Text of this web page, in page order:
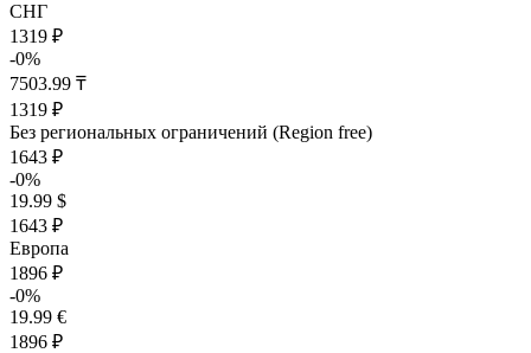
СНГ
1319 ₽
-0%
7503.99 ₸
1319 ₽
Без региональных ограничений (Region free)
1643 ₽
-0%
19.99 $
1643 ₽
Европа
1896 ₽
-0%
19.99 €
1896 ₽